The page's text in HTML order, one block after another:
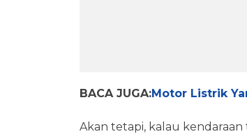
BACA JUGA:Motor Listrik
Akan tetapi, kalau